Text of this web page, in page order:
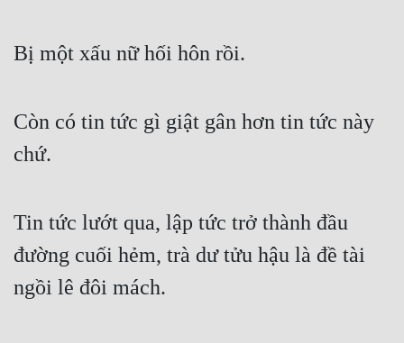
Bị một xấu nữ hối hôn rồi.
Còn có tin tức gì giật gân hơn tin tức này
chứ.
Tin tức lướt qua, lập tức trở thành đầu
đường cuối hẻm, trà dư tửu hậu là đề tài
ngồi lê đôi mách.